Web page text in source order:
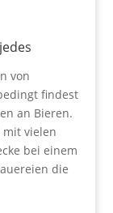
von
findest
an Bieren.
mit vielen
bei einem
die